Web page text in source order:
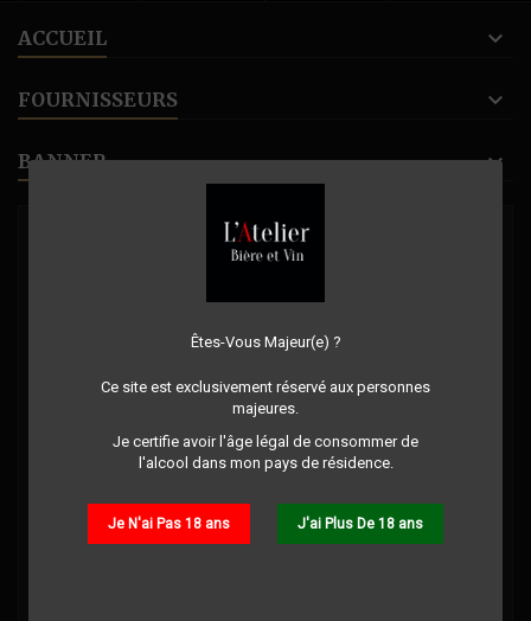
Êtes-Vous Majeur(e) ?
Ce site est exclusivement réservé aux personnes
majeures.
Je certifie avoir l'âge légal de consommer de
l'alcool dans mon pays de résidence.
Je N'ai Pas 18 ans J'ai Plus De 18 ans
ACCUEIL
FOURNISSEURS
BANNER